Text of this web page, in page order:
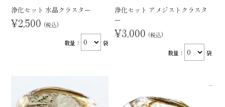
浄化セット 水晶クラスター
¥2,500 (税込)
数量： 袋
浄化セット アメジストクラスタ
ー
¥3,000 (税込)
数量： 袋